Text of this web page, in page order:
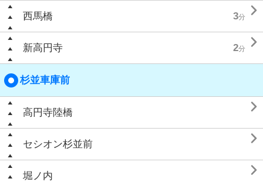
西馬橋 3分 
新高円寺 2分 
杉並車庫前
高円寺陸橋 
セシオン杉並前 
堀ノ内 